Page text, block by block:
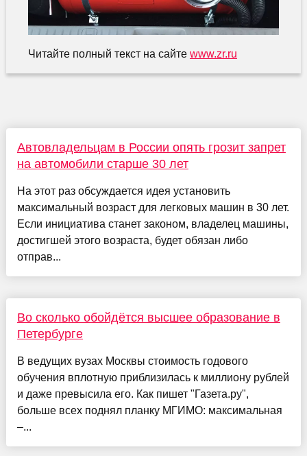
Читайте полный текст на сайте www.zr.ru
Автовладельцам в России опять грозит запрет
на автомобили старше 30 лет
На этот раз обсуждается идея установить
максимальный возраст для легковых машин в 30 лет.
Если инициатива станет законом, владелец машины,
достигшей этого возраста, будет обязан либо
отправ...
Во сколько обойдётся высшее образование в
Петербурге
В ведущих вузах Москвы стоимость годового
обучения вплотную приблизилась к миллиону рублей
и даже превысила его. Как пишет "Газета.ру",
больше всех поднял планку МГИМО: максимальная
–...